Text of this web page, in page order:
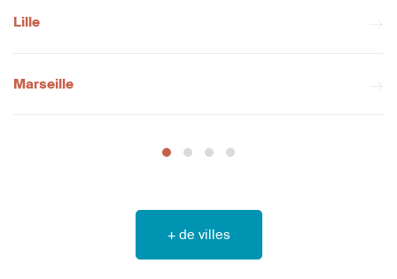
Lille
Marseille
+ de villes